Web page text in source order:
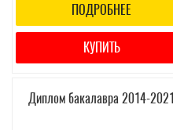
ПОДРОБНЕЕ
КУПИТЬ
Диплом бакалавра 2014-2021